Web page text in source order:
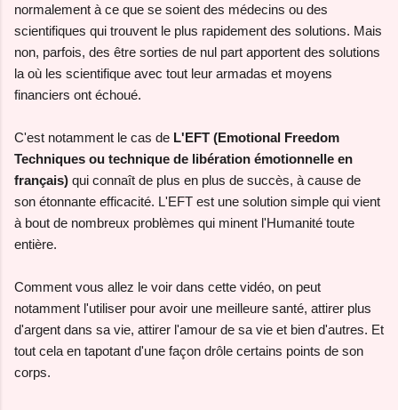
normalement à ce que se soient des médecins ou des
scientifiques qui trouvent le plus rapidement des solutions. Mais
non, parfois, des être sorties de nul part apportent des solutions
la où les scientifique avec tout leur armadas et moyens
financiers ont échoué.
C'est notamment le cas de L'EFT (Emotional Freedom
Techniques ou technique de libération émotionnelle en
français) qui connaît de plus en plus de succès, à cause de
son étonnante efficacité. L'EFT est une solution simple qui vient
à bout de nombreux problèmes qui minent l'Humanité toute
entière.
Comment vous allez le voir dans cette vidéo, on peut
notamment l'utiliser pour avoir une meilleure santé, attirer plus
d'argent dans sa vie, attirer l'amour de sa vie et bien d'autres. Et
tout cela en tapotant d'une façon drôle certains points de son
corps.